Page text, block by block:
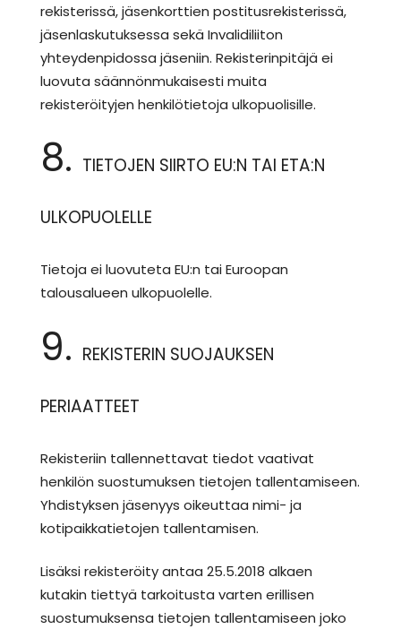
rekisterissä, jäsenkorttien postitusrekisterissä,
jäsenlaskutuksessa sekä Invalidiliiton
yhteydenpidossa jäseniin. Rekisterinpitäjä ei
luovuta säännönmukaisesti muita
rekisteröityjen henkilötietoja ulkopuolisille.
8. TIETOJEN SIIRTO EU:N TAI ETA:N
ULKOPUOLELLE
Tietoja ei luovuteta EU:n tai Euroopan
talousalueen ulkopuolelle.
9. REKISTERIN SUOJAUKSEN
PERIAATTEET
Rekisteriin tallennettavat tiedot vaativat
henkilön suostumuksen tietojen tallentamiseen.
Yhdistyksen jäsenyys oikeuttaa nimi- ja
kotipaikkatietojen tallentamisen.
Lisäksi rekisteröity antaa 25.5.2018 alkaen
kutakin tiettyä tarkoitusta varten erillisen
suostumuksensa tietojen tallentamiseen joko